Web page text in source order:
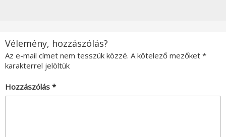
Vélemény, hozzászólás?
Az e-mail címet nem tesszük közzé. A kötelező mezőket *
karakterrel jelöltük
Hozzászólás *